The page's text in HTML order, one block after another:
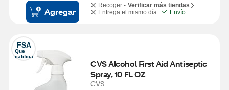
Agregar
Recoger - Verificar más tiendas
Entrega el mismo día
Envío
FSA
Que
califica
CVS Alcohol First Aid Antiseptic
Spray, 10 FL OZ
CVS